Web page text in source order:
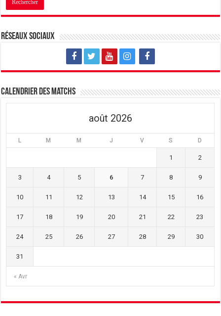
Réseaux sociaux
Calendrier des matchs
août 2026
L M M J V S D
« Avr
1 2
3 4 5 6 7 8 9
10 11 12 13 14 15 16
17 18 19 20 21 22 23
24 25 26 27 28 29 30
31